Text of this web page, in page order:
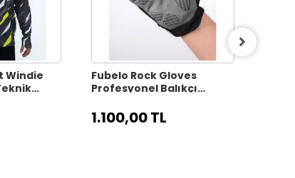
Windie
Fubelo Rock Gloves
Profesyonel Balıkçı
1.100,00 TL